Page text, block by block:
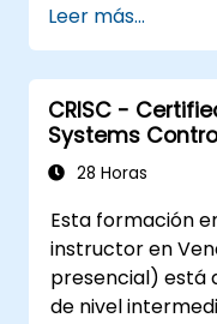
operaciones
operaciones
Proporcionar
políticas,
para
integridad y
de
Leer más...
CRISC -
Systems
28 Horas
Esta formación
instructor en
presencial) está
de nivel